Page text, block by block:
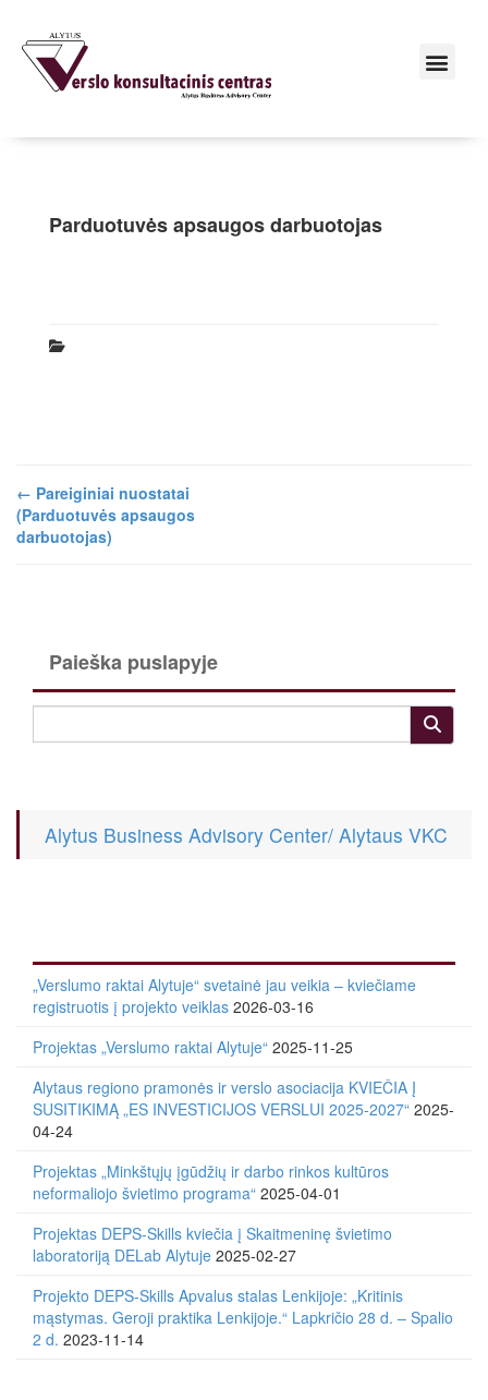
Parduotuvės apsaugos darbuotojas
← Pareiginiai nuostatai
(Parduotuvės apsaugos
darbuotojas)
Paieška puslapyje
Alytus Business Advisory Center/ Alytaus VKC
„Verslumo raktai Alytuje“ svetainė jau veikia – kviečiame
registruotis į projekto veiklas 2026-03-16
Projektas „Verslumo raktai Alytuje“ 2025-11-25
Alytaus regiono pramonės ir verslo asociacija KVIEČIA Į
SUSITIKIMĄ „ES INVESTICIJOS VERSLUI 2025-2027“ 2025-
04-24
Projektas „Minkštųjų įgūdžių ir darbo rinkos kultūros
neformaliojo švietimo programa“ 2025-04-01
Projektas DEPS-Skills kviečia į Skaitmeninę švietimo
laboratoriją DELab Alytuje 2025-02-27
Projekto DEPS-Skills Apvalus stalas Lenkijoje: „Kritinis
mąstymas. Geroji praktika Lenkijoje.“ Lapkričio 28 d. – Spalio
2 d. 2023-11-14